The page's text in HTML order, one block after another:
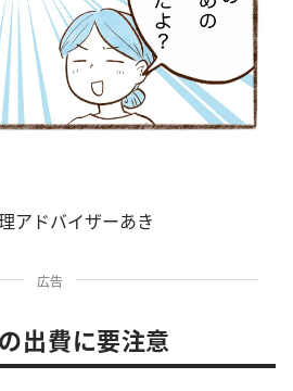
アドバイザーあき
広告
出費に要注意